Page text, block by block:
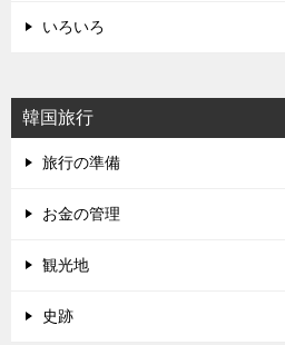
いろいろ
韓国旅行
旅行の準備
お金の管理
観光地
史跡